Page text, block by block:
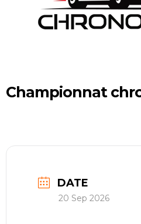
agenda
Contact
Championnat
DATE
20 Sep 2026